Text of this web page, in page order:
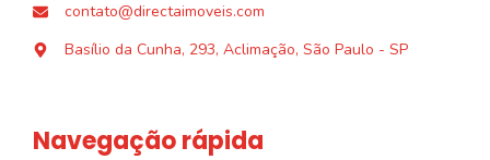
contato@directaimoveis.com
Basílio da Cunha, 293, Aclimação, São Paulo - SP
Navegação rápida